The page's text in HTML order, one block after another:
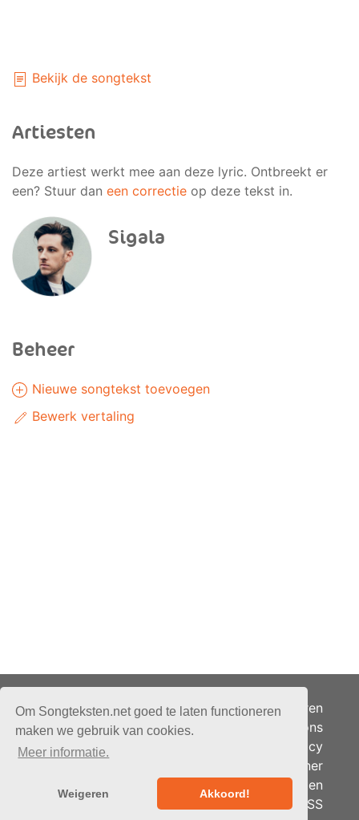
Om Songteksten.net goed te laten functioneren
maken we gebruik van cookies.
Meer informatie.
Weigeren Akkoord!
Bekijk de songtekst
Artiesten
Deze artiest werkt mee aan deze lyric. Ontbreekt er
een? Stuur dan een correctie op deze tekst in.
Sigala
Beheer
Nieuwe songtekst toevoegen
Bewerk vertaling
Alle rechten voorbehouden.
bandhosting.nl
Adverteren
Over ons
Je privacy
Partner
Berichten
RSS